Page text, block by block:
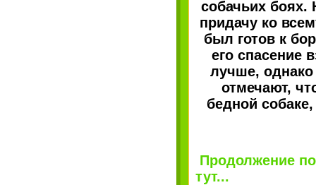
собачьих боях.
придачу ко
был готов к
его спасение
лучше,
отмечают,
бедной
Продолжение
тут...